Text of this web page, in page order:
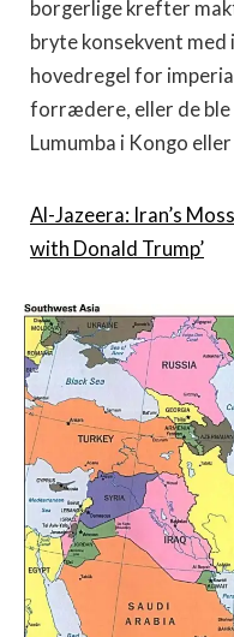
borgerlige krefter
bryte konsekvent
hovedregel for
forrædere, eller de ble
Lumumba i Kongo
Al-Jazeera: Iran’s
with Donald Trump’